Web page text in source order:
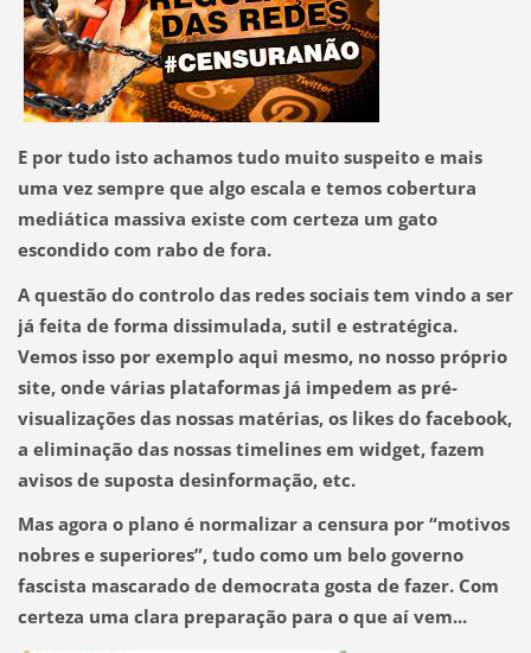
E por tudo isto achamos tudo muito suspeito e mais
uma vez sempre que algo escala e temos cobertura
mediática massiva existe com certeza um gato
escondido com rabo de fora.
A questão do controlo das redes sociais tem vindo a ser
já feita de forma dissimulada, sutil e estratégica.
Vemos isso por exemplo aqui mesmo, no nosso próprio
site, onde várias plataformas já impedem as pré-
visualizações das nossas matérias, os likes do facebook,
a eliminação das nossas timelines em widget, fazem
avisos de suposta desinformação, etc.
Mas agora o plano é normalizar a censura por “motivos
nobres e superiores”, tudo como um belo governo
fascista mascarado de democrata gosta de fazer. Com
certeza uma clara preparação para o que aí vem...